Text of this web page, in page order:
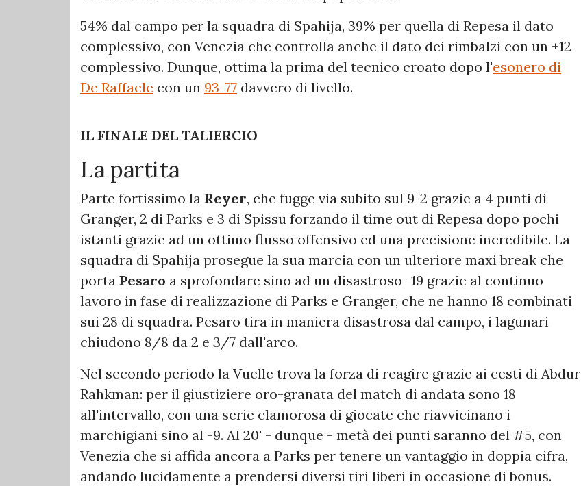
54% dal campo per la squadra di Spahija, 39% per quella di Repesa il dato
complessivo, con Venezia che controlla anche il dato dei rimbalzi con un +12
complessivo. Dunque, ottima la prima del tecnico croato dopo l'esonero di
De Raffaele con un 93-77 davvero di livello.
IL FINALE DEL TALIERCIO
La partita
Parte fortissimo la Reyer, che fugge via subito sul 9-2 grazie a 4 punti di
Granger, 2 di Parks e 3 di Spissu forzando il time out di Repesa dopo pochi
istanti grazie ad un ottimo flusso offensivo ed una precisione incredibile. La
squadra di Spahija prosegue la sua marcia con un ulteriore maxi break che
porta Pesaro a sprofondare sino ad un disastroso -19 grazie al continuo
lavoro in fase di realizzazione di Parks e Granger, che ne hanno 18 combinati
sui 28 di squadra. Pesaro tira in maniera disastrosa dal campo, i lagunari
chiudono 8/8 da 2 e 3/7 dall'arco.
Nel secondo periodo la Vuelle trova la forza di reagire grazie ai cesti di Abdur
Rahkman: per il giustiziere oro-granata del match di andata sono 18
all'intervallo, con una serie clamorosa di giocate che riavvicinano i
marchigiani sino al -9. Al 20' - dunque - metà dei punti saranno del #5, con
Venezia che si affida ancora a Parks per tenere un vantaggio in doppia cifra,
andando lucidamente a prendersi diversi tiri liberi in occasione di bonus.